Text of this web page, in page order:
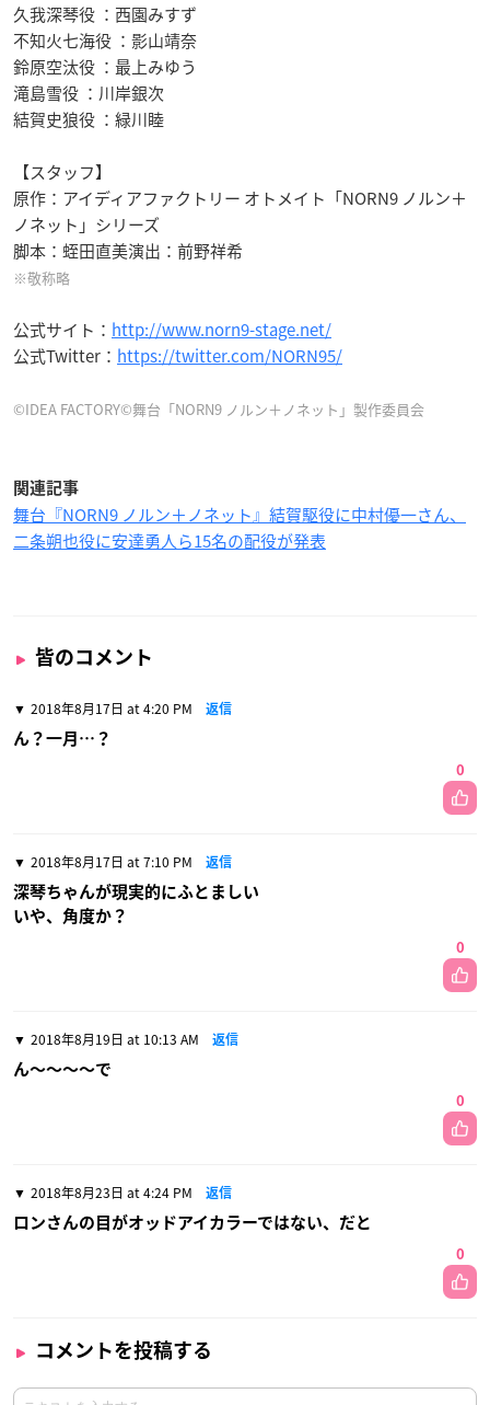
久我深琴役 ：西園みすず
不知火七海役 ：影山靖奈
鈴原空汰役 ：最上みゆう
滝島雪役 ：川岸銀次
結賀史狼役 ：緑川睦
【スタッフ】
原作：アイディアファクトリー オトメイト「NORN9 ノルン＋
ノネット」シリーズ
脚本：蛭田直美演出：前野祥希
※敬称略
公式サイト： http://www.norn9-stage.net/
公式Twitter： https://twitter.com/NORN95/
©IDEA FACTORY©舞台「NORN9 ノルン＋ノネット」製作委員会
関連記事
舞台『NORN9 ノルン＋ノネット』結賀駆役に中村優一さん、
二条朔也役に安達勇人ら15名の配役が発表
皆のコメント
2018年8月17日 at 4:20 PM 返信
ん？一月…？
0
2018年8月17日 at 7:10 PM 返信
深琴ちゃんが現実的にふとましい
いや、角度か？
0
2018年8月19日 at 10:13 AM 返信
ん〜〜〜〜で
0
2018年8月23日 at 4:24 PM 返信
ロンさんの目がオッドアイカラーではない、だと
0
コメントを投稿する